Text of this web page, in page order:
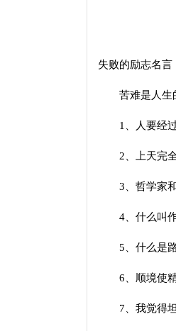
失败的励志名言
苦难是人生的
1、人要经过
2、上天完全
3、哲学家和
4、什么叫作
5、什么是路?
6、顺境使精
7、我觉得坦